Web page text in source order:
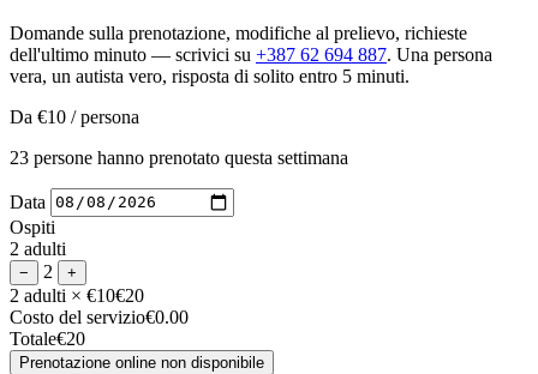
Domande sulla prenotazione, modifiche al prelievo, richieste
dell'ultimo minuto — scrivici su +387 62 694 887. Una persona
vera, un autista vero, risposta di solito entro 5 minuti.
Da €10 / persona
23 persone hanno prenotato questa settimana
Data
Ospiti
2 adulti
− 2 +
2 adulti × €10€20
Costo del servizio€0.00
Totale€20
Prenotazione online non disponibile